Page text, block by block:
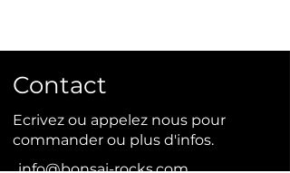
Contact
Ecrivez ou appelez nous pour
commander ou plus d'infos.
info@bonsai-rocks.com